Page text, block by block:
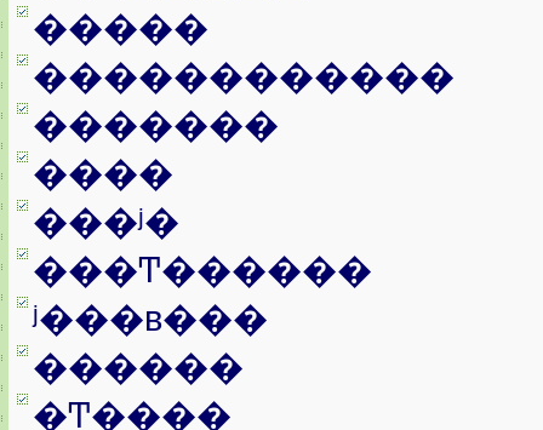
�����
������������
�������
����
���ʲ�
���Ͳ������
ʲ���в���
������
�Ͳ����